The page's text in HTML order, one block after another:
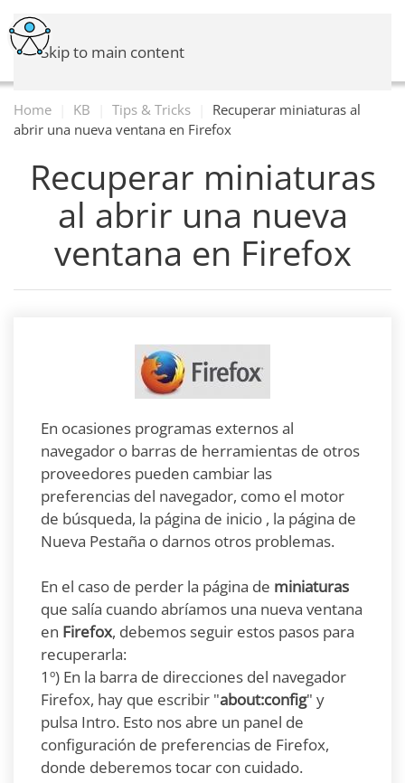
Skip to main content
Home KB Tips & Tricks
Recuperar miniaturas al
abrir una nueva ventana en Firefox
Recuperar miniaturas
al abrir una nueva
ventana en Firefox
En ocasiones programas externos al
navegador o barras de herramientas de otros
proveedores pueden cambiar las
preferencias del navegador, como el motor
de búsqueda, la página de inicio , la página de
Nueva Pestaña o darnos otros problemas.
En el caso de perder la página de miniaturas
que salía cuando abríamos una nueva ventana
en Firefox, debemos seguir estos pasos para
recuperarla:
1º) En la barra de direcciones del navegador
Firefox, hay que escribir "about:config" y
pulsa Intro. Esto nos abre un panel de
configuración de preferencias de Firefox,
donde deberemos tocar con cuidado.